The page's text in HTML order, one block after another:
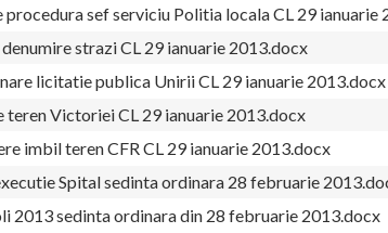
procedura sef serviciu Politia locala CL 29 ianuarie
strazi CL 29 ianuarie 2013.docx
licitatie publica Unirii CL 29 ianuarie 2013.docx
teren Victoriei CL 29 ianuarie 2013.docx
imbil teren CFR CL 29 ianuarie 2013.docx
Spital sedinta ordinara 28 februarie
2013 sedinta ordinara din 28 februarie 2013.docx